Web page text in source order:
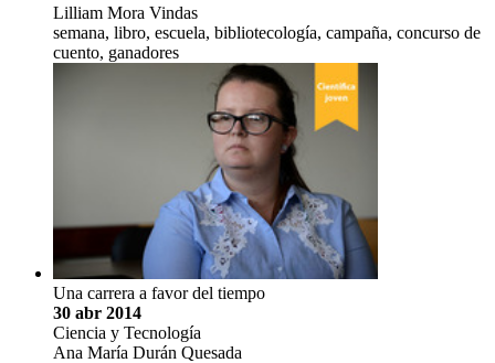
Lilliam Mora Vindas
semana, libro, escuela, bibliotecología, campaña, concurso de
cuento, ganadores
Una carrera a favor del tiempo
30 abr 2014
Ciencia y Tecnología
Ana María Durán Quesada